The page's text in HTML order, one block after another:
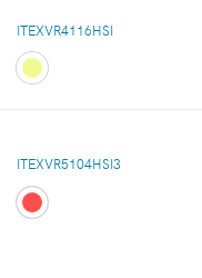
ITEXVR4116HSI
ITEXVR5104HSI3